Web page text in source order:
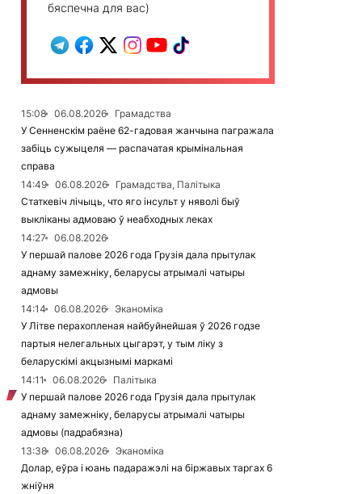
бяспечна для вас)
15:08 06.08.2026
Грамадства
У Сенненскім раёне 62-гадовая жанчына пагражала
забіць сужыцеля — распачатая крымінальная
справа
14:49
06.08.2026
Грамадства, Палітыка
Статкевіч лічыць, что яго інсульт у няволі быў
выкліканы адмоваю ў неабходных леках
14:27
06.08.2026
У першай палове 2026 года Грузія дала прытулак
аднаму замежніку, беларусы атрымалі чатыры
адмовы
14:14
06.08.2026
Эканоміка
У Літве перахопленая найбуйнейшая ў 2026 годзе
партыя нелегальных цыгарэт, у тым ліку з
беларускімі акцызнымі маркамі
14:11
06.08.2026
Палітыка
У першай палове 2026 года Грузія дала прытулак
аднаму замежніку, беларусы атрымалі чатыры
адмовы (падрабязна)
13:38
06.08.2026
Эканоміка
Долар, еўра і юань падаражэлі на біржавых таргах 6
жніўня